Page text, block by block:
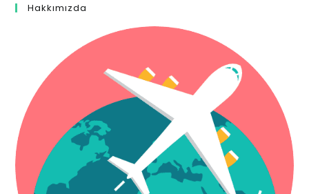
Hakkımızda